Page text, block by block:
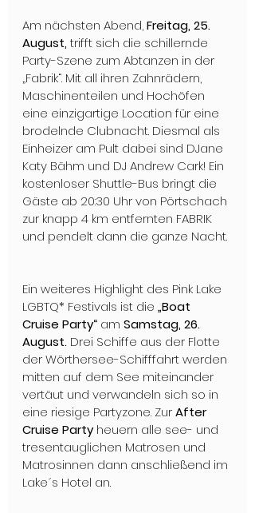
Am nächsten Abend, Freitag, 25.
August, trifft sich die schillernde
Party-Szene zum Abtanzen in der
„Fabrik“. Mit all ihren Zahnrädern,
Maschinenteilen und Hochöfen
eine einzigartige Location für eine
brodelnde Clubnacht. Diesmal als
Einheizer am Pult dabei sind DJane
Katy Bähm und DJ Andrew Cark! Ein
kostenloser Shuttle-Bus bringt die
Gäste ab 20:30 Uhr von Pörtschach
zur knapp 4 km entfernten FABRIK
und pendelt dann die ganze Nacht.
Ein weiteres Highlight des Pink Lake
LGBTQ* Festivals ist die „Boat
Cruise Party“ am Samstag, 26.
August. Drei Schiffe aus der Flotte
der Wörthersee-Schifffahrt werden
mitten auf dem See miteinander
vertäut und verwandeln sich so in
eine riesige Partyzone. Zur After
Cruise Party heuern alle see- und
tresentauglichen Matrosen und
Matrosinnen dann anschließend im
Lake´s Hotel an.